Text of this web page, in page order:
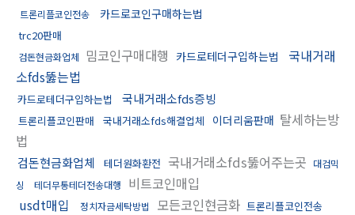
트론리플코인전송
카드로코인구매하는법
trc20판매
검돈현금화업체 밈코인구매대행 카드로테더구입하는법
국내거래
소fds뚫는법
카드로테더구입하는법 국내거래소fds증빙
트론리플코인판매 국내거래소fds해결업체 이더리움판매 탈세하는방
법
검돈현금화업체 테더원화환전 국내거래소fds뚫어주는곳 대검믹
싱
테더무통테더전송대행
비트코인매입
usdt매입
정치자금세탁방법 모든코인현금화 트론리플코인전송